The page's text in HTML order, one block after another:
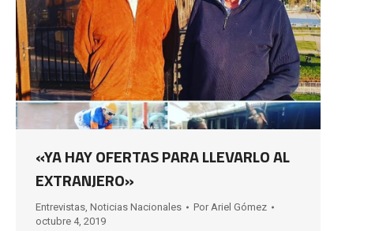
«YA HAY OFERTAS PARA LLEVARLO AL
EXTRANJERO»
Entrevistas, Noticias Nacionales Por Ariel Gómez
octubre 4, 2019